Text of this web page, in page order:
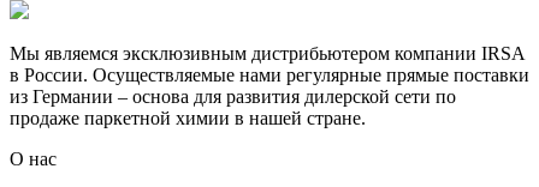
Мы являемся эксклюзивным дистрибьютером компании IRSA
в России. Осуществляемые нами регулярные прямые поставки
из Германии – основа для развития дилерской сети по
продаже паркетной химии в нашей стране.
О нас